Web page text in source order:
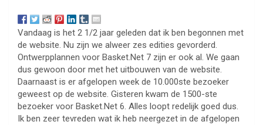
Vandaag is het 2 1/2 jaar geleden dat ik ben begonnen met
de website. Nu zijn we alweer zes edities gevorderd.
Ontwerpplannen voor Basket.Net 7 zijn er ook al. We gaan
dus gewoon door met het uitbouwen van de website.
Daarnaast is er afgelopen week de 10.000ste bezoeker
geweest op de website. Gisteren kwam de 1500-ste
bezoeker voor Basket.Net 6. Alles loopt redelijk goed dus.
Ik ben zeer tevreden wat ik heb neergezet in de afgelopen